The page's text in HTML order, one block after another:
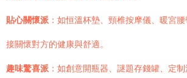
貼心關懷派 ：如恒溫杯墊、頸椎按摩儀、暖宮
接關懷對方的健康與舒適。
趣味驚喜派 ：如創意開瓶器、謎題存錢罐、定